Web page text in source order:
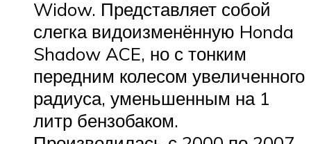
Widow. Представляет собой
слегка видоизменённую Honda
Shadow ACE, но с тонким
передним колесом увеличенного
радиуса, уменьшенным на 1
литр бензобаком.